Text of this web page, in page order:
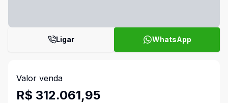
Ligar WhatsApp
Valor venda
R$ 312.061,95